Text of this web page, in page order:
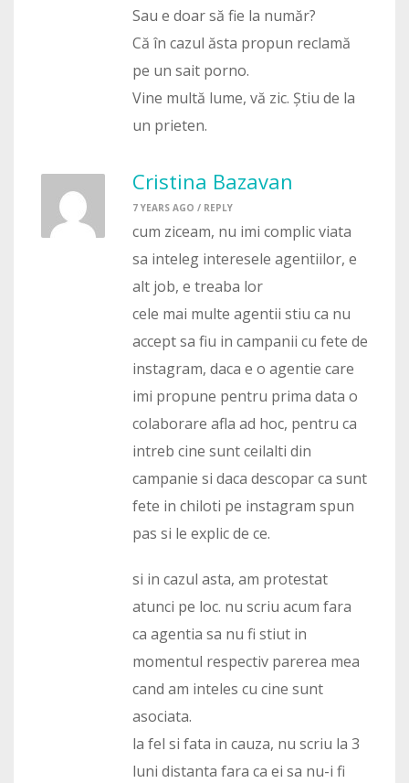
Sau e doar să fie la număr?
Că în cazul ăsta propun reclamă
pe un sait porno.
Vine multă lume, vă zic. Știu de la
un prieten.
Cristina Bazavan
7 YEARS AGO / REPLY
cum ziceam, nu imi complic viata
sa inteleg interesele agentiilor, e
alt job, e treaba lor
cele mai multe agentii stiu ca nu
accept sa fiu in campanii cu fete de
instagram, daca e o agentie care
imi propune pentru prima data o
colaborare afla ad hoc, pentru ca
intreb cine sunt ceilalti din
campanie si daca descopar ca sunt
fete in chiloti pe instagram spun
pas si le explic de ce.
si in cazul asta, am protestat
atunci pe loc. nu scriu acum fara
ca agentia sa nu fi stiut in
momentul respectiv parerea mea
cand am inteles cu cine sunt
asociata.
la fel si fata in cauza, nu scriu la 3
luni distanta fara ca ei sa nu-i fi